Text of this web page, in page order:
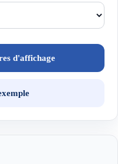
d'affichage